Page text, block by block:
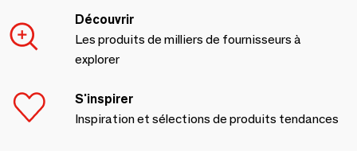
Découvrir
Les produits de milliers de fournisseurs à
explorer
S'inspirer
Inspiration et sélections de produits tendances